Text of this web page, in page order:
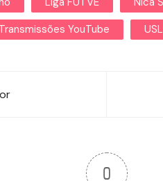
Transmissões YouTube
0